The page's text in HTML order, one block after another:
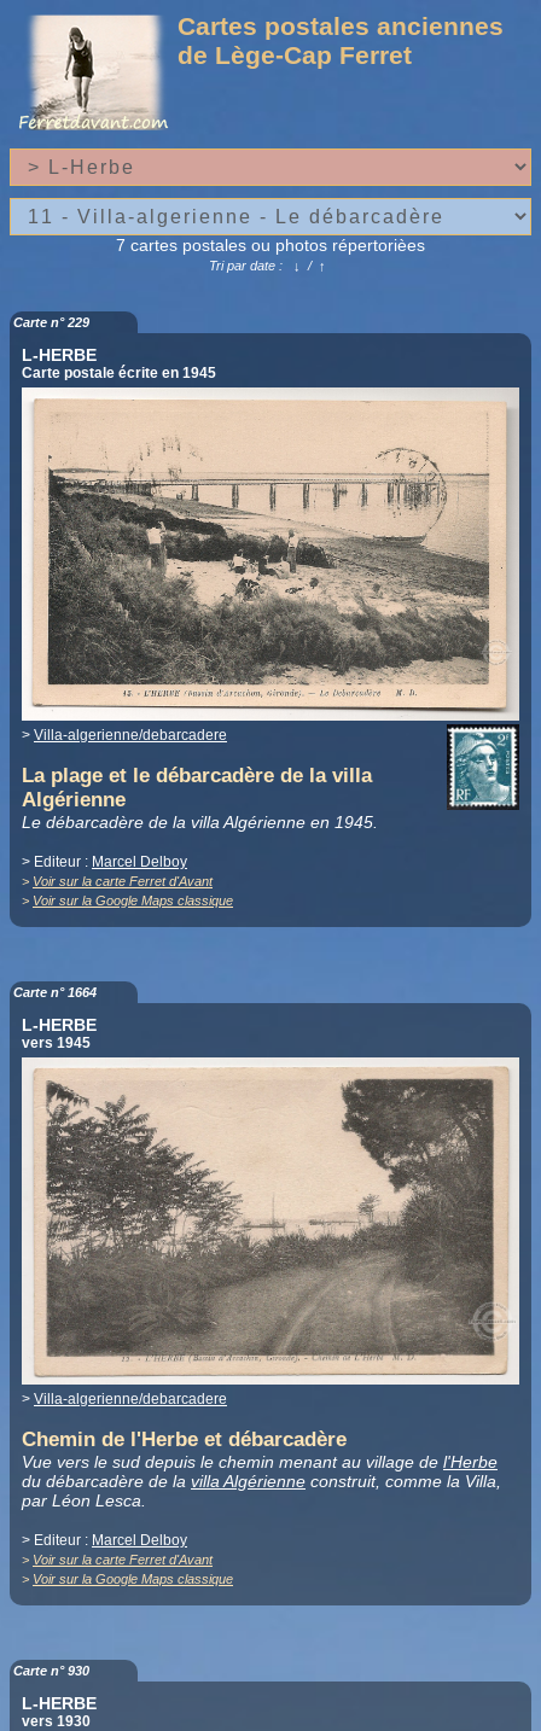
Cartes postales anciennes
de Lège-Cap Ferret
7 cartes postales ou photos répertorièes
Tri par date : ↓ /↑
Carte n° 229
L-HERBE
Carte postale écrite en 1945
> Villa-algerienne/debarcadere
La plage et le débarcadère de la villa
Algérienne
Le débarcadère de la villa Algérienne en 1945.
> Editeur : Marcel Delboy
> Voir sur la carte Ferret d'Avant
> Voir sur la Google Maps classique
Carte n° 1664
L-HERBE
vers 1945
> Villa-algerienne/debarcadere
Chemin de l'Herbe et débarcadère
Vue vers le sud depuis le chemin menant au village de l'Herbe
du débarcadère de la villa Algérienne construit, comme la Villa,
par Léon Lesca.
> Editeur : Marcel Delboy
> Voir sur la carte Ferret d'Avant
> Voir sur la Google Maps classique
Carte n° 930
L-HERBE
vers 1930